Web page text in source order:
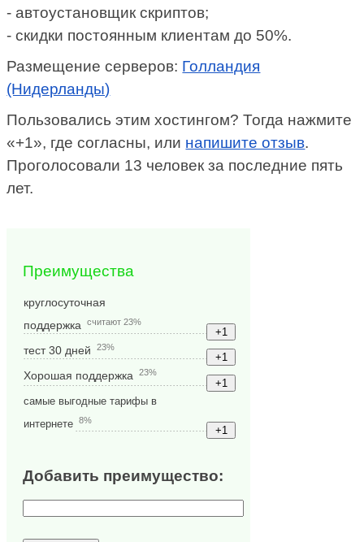
- автоустановщик скриптов;
- скидки постоянным клиентам до 50%.
Размещение серверов: Голландия
(Нидерланды)
Пользовались этим хостингом? Тогда нажмите
«+1», где согласны, или напишите отзыв.
Проголосовали 13 человек за последние пять
лет.
Преимущества
круглосуточная
поддержка
считают 23%
тест 30 дней 23%
Хорошая поддержка 23%
самые выгодные тарифы в
интернете
8%
Добавить преимущество: